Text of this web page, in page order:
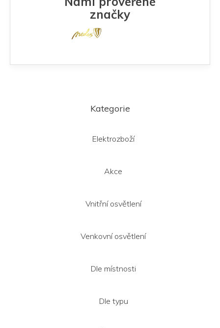
značky
Kategorie
Elektrozboží
Akce
Vnitřní osvětlení
Venkovní osvětlení
Dle místnosti
Dle typu